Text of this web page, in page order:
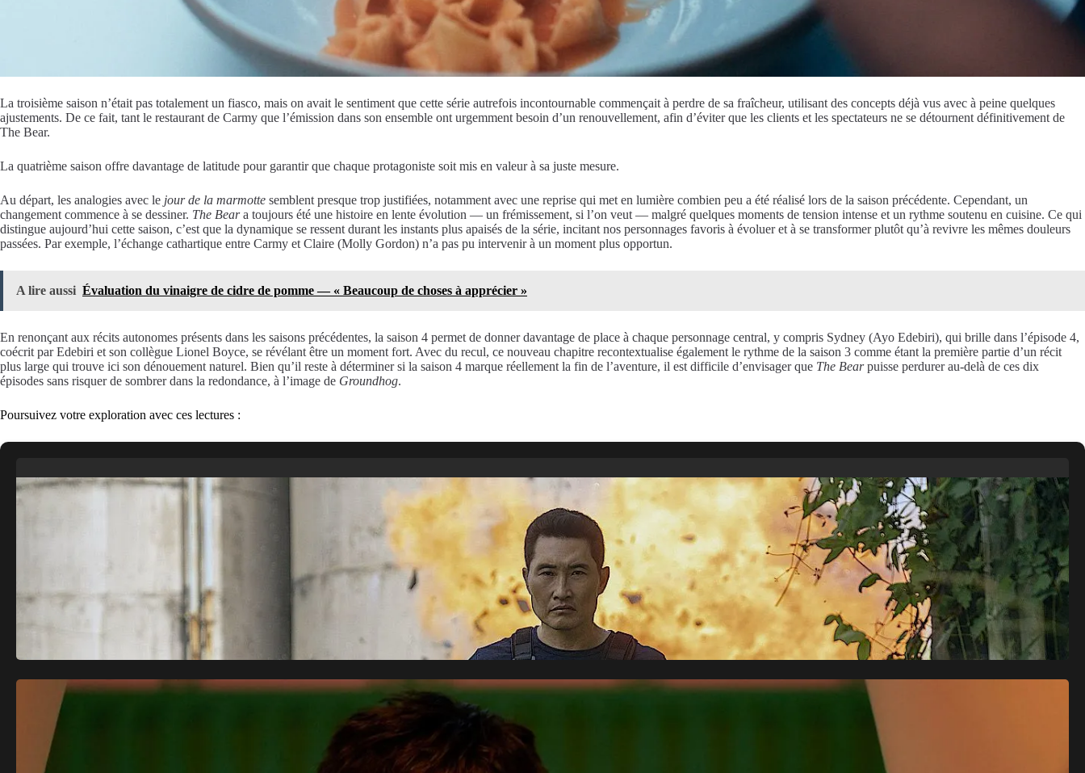
La troisième saison n’était pas totalement un fiasco, mais on avait le sentiment que cette série autrefois incontournable commençait à perdre de sa fraîcheur, utilisant des concepts déjà vus avec à peine quelques
ajustements. De ce fait, tant le restaurant de Carmy que l’émission dans son ensemble ont urgemment besoin d’un renouvellement, afin d’éviter que les clients et les spectateurs ne se détournent définitivement de
The Bear.
La quatrième saison offre davantage de latitude pour garantir que chaque protagoniste soit mis en valeur à sa juste mesure.
Au départ, les analogies avec le jour de la marmotte semblent presque trop justifiées, notamment avec une reprise qui met en lumière combien peu a été réalisé lors de la saison précédente. Cependant, un
changement commence à se dessiner. The Beara toujours été une histoire en lente évolution — un frémissement, si l’on veut — malgré quelques moments de tension intense et un rythme soutenu en cuisine. Ce qui
distingue aujourd’hui cette saison, c’est que la dynamique se ressent durant les instants plus apaisés de la série, incitant nos personnages favoris à évoluer et à se transformer plutôt qu’à revivre les mêmes douleurs
passées. Par exemple, l’échange cathartique entre Carmy et Claire (Molly Gordon) n’a pas pu intervenir à un moment plus opportun.
A lire aussi Évaluation du vinaigre de cidre de pomme — « Beaucoup de choses à apprécier »
En renonçant aux récits autonomes présents dans les saisons précédentes, la saison 4 permet de donner davantage de place à chaque personnage central, y compris Sydney (Ayo Edebiri), qui brille dans l’épisode 4,
coécrit par Edebiri et son collègue Lionel Boyce, se révélant être un moment fort. Avec du recul, ce nouveau chapitre recontextualise également le rythme de la saison 3 comme étant la première partie d’un récit
plus large qui trouve ici son dénouement naturel. Bien qu’il reste à déterminer si la saison 4 marque réellement la fin de l’aventure, il est difficile d’envisager que The Bearpuisse perdurer au-delà de ces dix
épisodes sans risquer de sombrer dans la redondance, à l’image de Groundhog.
Poursuivez votre exploration avec ces lectures :